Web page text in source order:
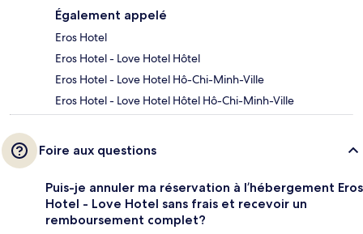
Également appelé
Eros Hotel
Eros Hotel - Love Hotel Hôtel
Eros Hotel - Love Hotel Hô-Chi-Minh-Ville
Eros Hotel - Love Hotel Hôtel Hô-Chi-Minh-Ville
Foire aux questions
Puis-je annuler ma réservation à l’hébergement Eros
Hotel - Love Hotel sans frais et recevoir un
remboursement complet?